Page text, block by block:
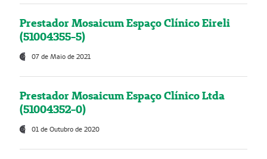
Prestador Mosaicum Espaço Clínico Eireli
(51004355-5)
07 de Maio de 2021
Prestador Mosaicum Espaço Clínico Ltda
(51004352-0)
01 de Outubro de 2020